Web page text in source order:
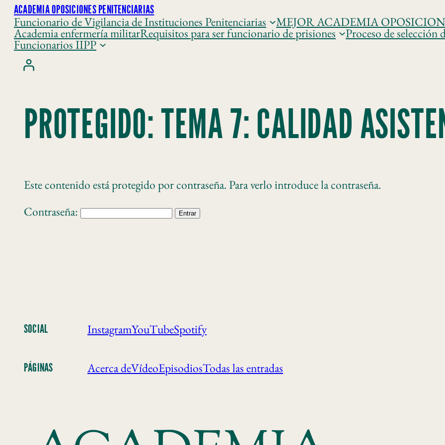
ACADEMIA OPOSICIONES PENITENCIARIAS
Funcionario de Vigilancia de Instituciones Penitenciarias MEJOR ACADEMIA
Academia enfermería militarRequisitos para ser funcionario de prisiones Proceso de selección
Funcionarios IIPP
PROTEGIDO: TEMA 7: CALIDAD
Este contenido está protegido por contraseña. Para verlo introduce la contraseña.
Contraseña:
SOCIAL InstagramYouTubeSpotify
PÁGINAS Acerca deVídeoEpisodiosTodas las entradas